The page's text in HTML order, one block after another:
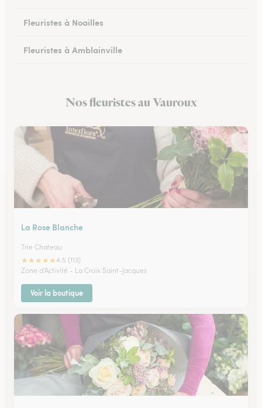
Fleuristes à Noailles
Fleuristes à Amblainville
Fleuristes à LiervilleNos fleuristes au Vauroux
La Rose Blanche
Trie Chateau
★★★★★4.5 (113)
Zone d'Activité - La Croix Saint-Jacques
Voir la boutique